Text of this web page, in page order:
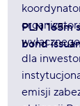
PLN 165m
bond